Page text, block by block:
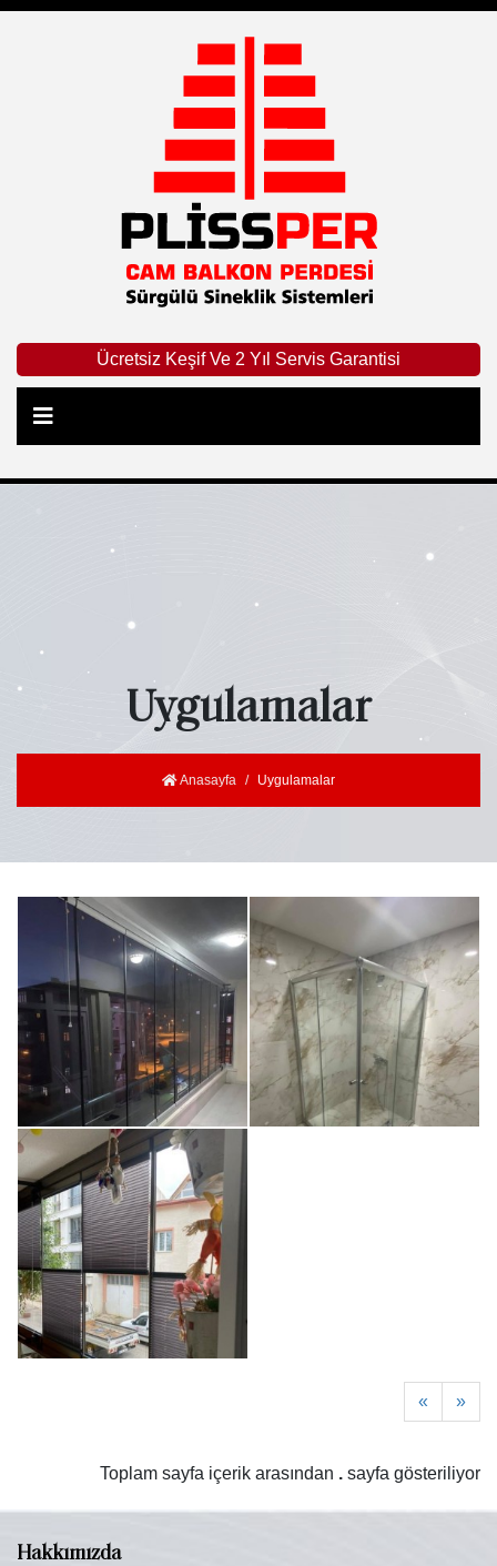
Ücretsiz Keşif Ve 2 Yıl Servis Garantisi
Uygulamalar
Anasayfa Uygulamalar
« »
Toplam sayfa içerik arasından . sayfa gösteriliyor
Hakkımızda